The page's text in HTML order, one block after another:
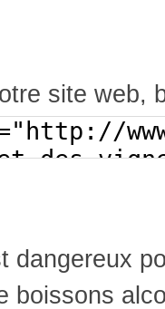
site web,
dangereux
boissons